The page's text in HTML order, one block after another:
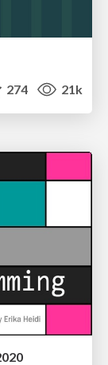
274 21k